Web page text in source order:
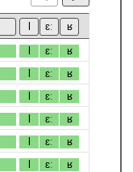
l ɛː ʁ
l ɛː ʁ
l ɛː ʁ
l ɛː ʁ
l ɛː ʁ
l ɛː ʁ